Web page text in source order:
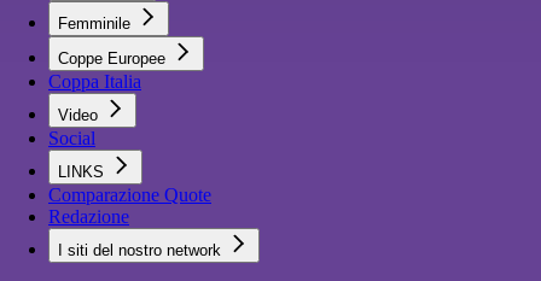
Femminile
Coppe Europee
Coppa Italia
Video
Social
LINKS
Comparazione Quote
Redazione
I siti del nostro network